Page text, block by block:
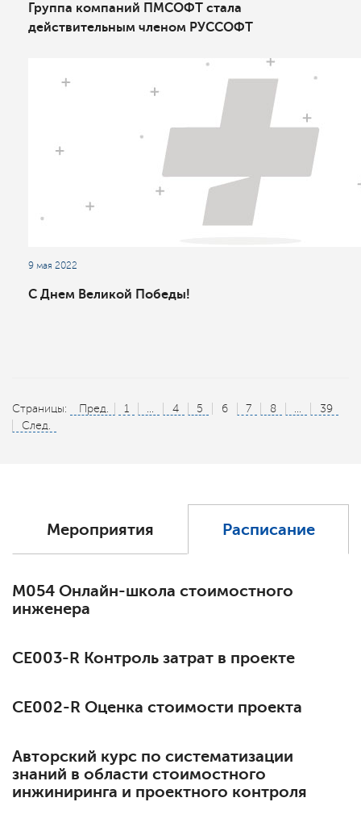
Группа компаний ПМСОФТ стала
действительным членом РУССОФТ
9 мая 2022
С Днем Великой Победы!
Страницы: Пред. 1 ... 4 5 6 7 8 ...
39
След.
Мероприятия Расписание
М054 Онлайн-школа стоимостного
инженера
СЕ003-R Контроль затрат в проекте
СЕ002-R Оценка стоимости проекта
Авторский курс по систематизации
знаний в области стоимостного
инжиниринга и проектного контроля